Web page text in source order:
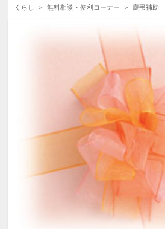
能です。
くらし 無料相談・便利コーナー 慶弔補助